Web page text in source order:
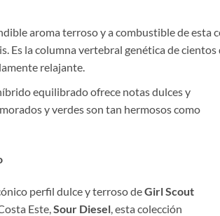
aroma terroso y a combustible de esta
Es la columna vertebral genética de cientos
relajante.
equilibrado ofrece notas dulces y
y verdes son tan hermosos como
perfil dulce y terroso deGirl Scout
Este, Sour Diesel , esta colección